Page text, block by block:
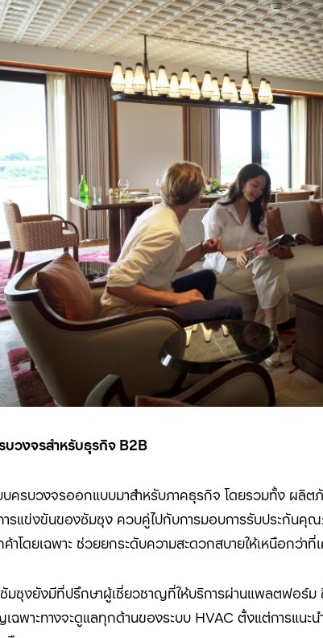
บวงจรสำหรับธุรกิจ B2B
บครบวงจรออกแบบมาสำหรับภาคธุรกิจ โดยรวมทั้ง ผลิต
ารแข่งขันของซัมซุง ควบคู่ไปกับการมอบการรับประกัน
าโดยเฉพาะ ช่วยยกระดับความสะดวกสบายให้เหนือกว่าที่
ซุงยังมีที่ปรึกษาผู้เชี่ยวชาญที่ให้บริการผ่านแพลตฟอร์ม
เฉพาะทางจะดูแลทุกด้านของระบบ HVAC ตั้งแต่การแนะ